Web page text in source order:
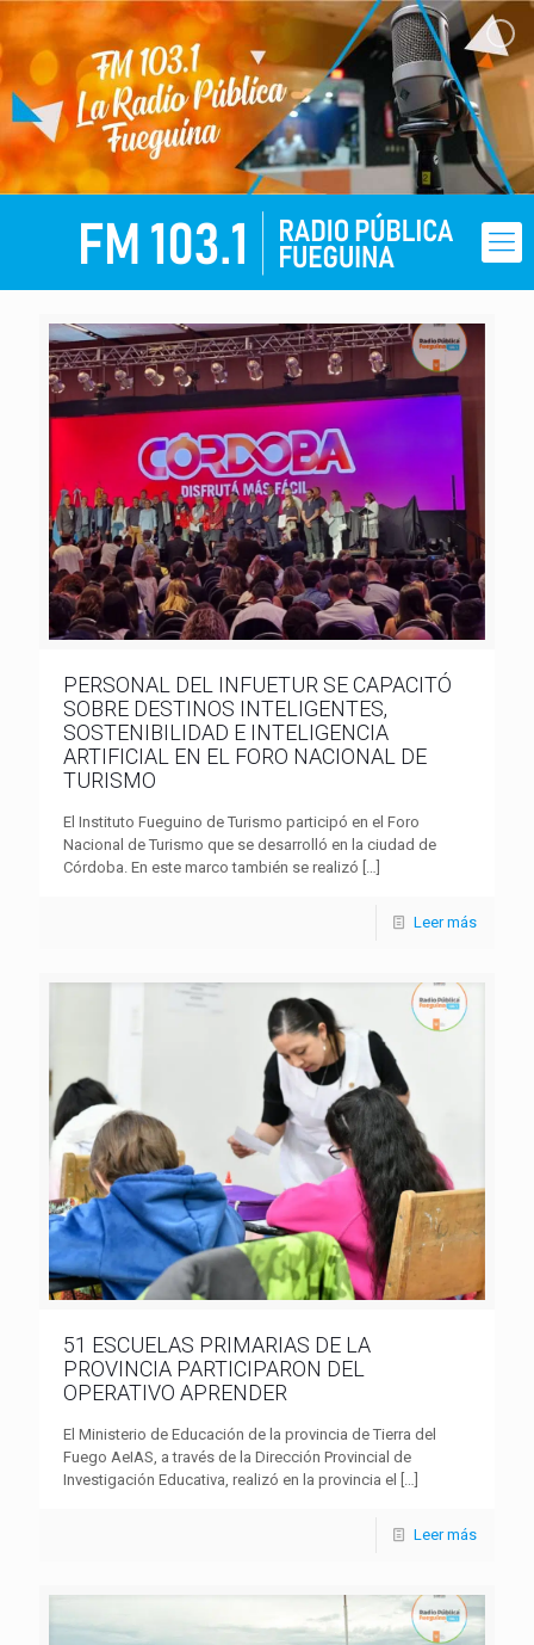
PERSONAL DEL INFUETUR SE CAPACITÓ
SOBRE DESTINOS INTELIGENTES,
SOSTENIBILIDAD E INTELIGENCIA
ARTIFICIAL EN EL FORO NACIONAL DE
TURISMO
El Instituto Fueguino de Turismo participó en el Foro
Nacional de Turismo que se desarrolló en la ciudad de
Córdoba. En este marco también se realizó […]
Leer más
51 ESCUELAS PRIMARIAS DE LA
PROVINCIA PARTICIPARON DEL
OPERATIVO APRENDER
El Ministerio de Educación de la provincia de Tierra del
Fuego AeIAS, a través de la Dirección Provincial de
Investigación Educativa, realizó en la provincia el […]
Leer más